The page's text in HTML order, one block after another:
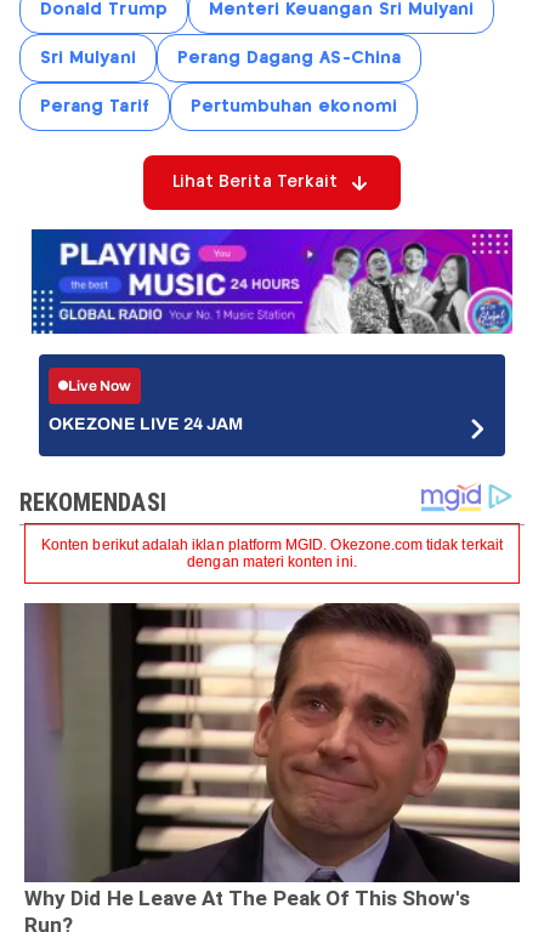
Donald Trump Menteri Keuangan Sri Mulyani
Sri Mulyani Perang Dagang AS-China
Perang Tarif Pertumbuhan ekonomi
Lihat Berita Terkait
Live Now
OKEZONE LIVE 24 JAM